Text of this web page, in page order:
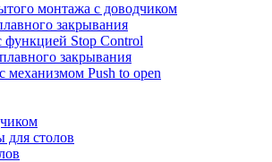
монтажа с доводчиком
закрывания
функцией Stop Control
закрывания
механизмом Push to open
столов